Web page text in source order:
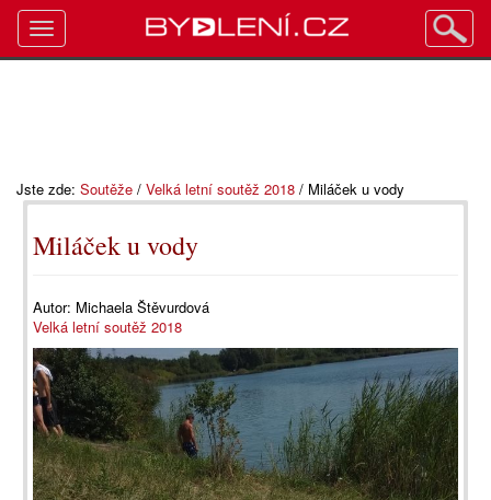
Jste zde: Soutěže / Velká letní soutěž 2018 / Miláček u vody
Miláček u vody
Autor: Michaela Štěvurdová
Velká letní soutěž 2018
Toggle
navigation